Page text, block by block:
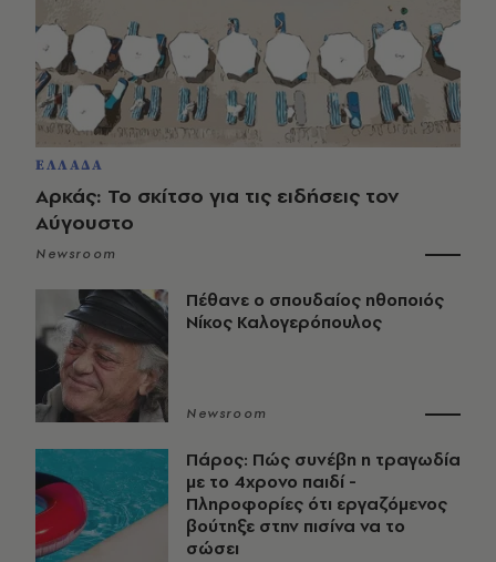
ΕΛΛΑΔΑ
Αρκάς: Το σκίτσο για τις ειδήσεις τον
Αύγουστο
Newsroom
Πέθανε ο σπουδαίος ηθοποιός
Νίκος Καλογερόπουλος
Newsroom
Πάρος: Πώς συνέβη η τραγωδία
με το 4χρονο παιδί -
Πληροφορίες ότι εργαζόμενος
βούτηξε στην πισίνα να το
σώσει